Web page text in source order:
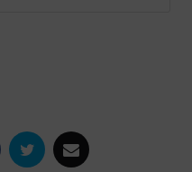
Twitter
e-